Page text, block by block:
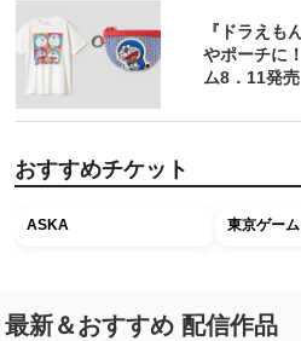
『ドラえも
やポーチに
ム8．11発売
おすすめチケット
ASKA 東京ゲー
最新＆おすすめ 配信作品